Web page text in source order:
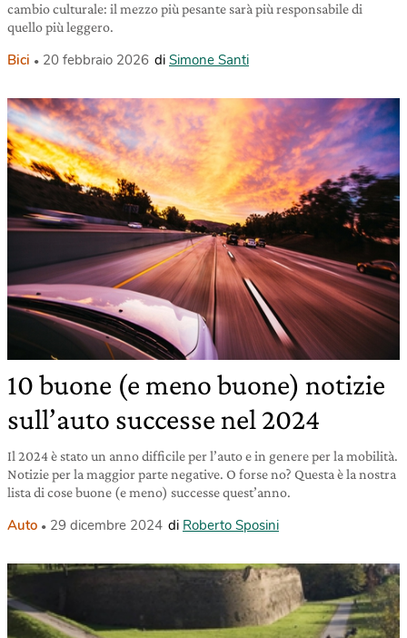
cambio culturale: il mezzo più pesante sarà più responsabile di
quello più leggero.
Bici 20 febbraio 2026 di Simone Santi
10 buone (e meno buone) notizie
sull’auto successe nel 2024
Il 2024 è stato un anno difficile per l’auto e in genere per la mobilità.
Notizie per la maggior parte negative. O forse no? Questa è la nostra
lista di cose buone (e meno) successe quest’anno.
Auto 29 dicembre 2024 di Roberto Sposini